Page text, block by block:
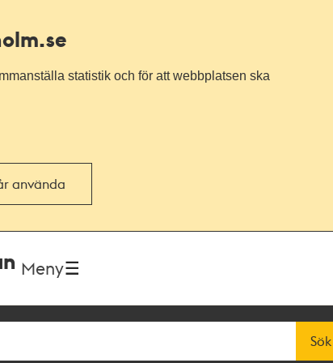
statistik och för att webbplatsen ska
använda
Meny
Sök